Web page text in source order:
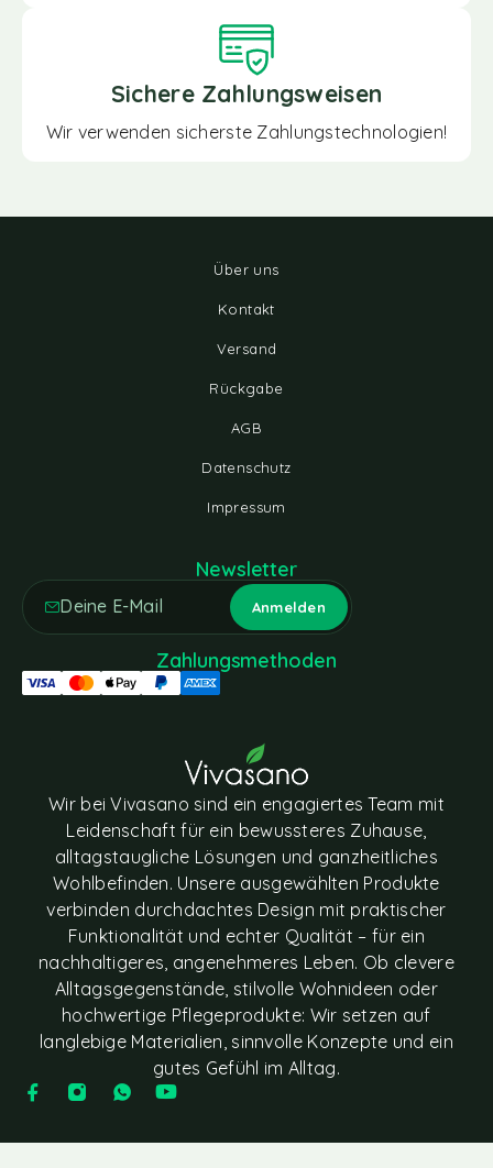
Sichere Zahlungsweisen
Wir verwenden sicherste Zahlungstechnologien!
Über uns
Kontakt
Versand
Rückgabe
AGB
Datenschutz
Impressum
Wir bei Vivasano sind ein engagiertes Team mit
Leidenschaft für ein bewussteres Zuhause,
alltagstaugliche Lösungen und ganzheitliches
Wohlbefinden. Unsere ausgewählten Produkte
verbinden durchdachtes Design mit praktischer
Funktionalität und echter Qualität – für ein
nachhaltigeres, angenehmeres Leben. Ob clevere
Alltagsgegenstände, stilvolle Wohnideen oder
hochwertige Pflegeprodukte: Wir setzen auf
langlebige Materialien, sinnvolle Konzepte und ein
gutes Gefühl im Alltag.
Newsletter
Zahlungsmethoden